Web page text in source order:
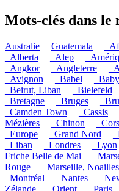
Mots-clés dans le
Australie Guatemala
_Alberta
_Alep
_Angkor
_Angleterre
_Avignon
_Babel
_Beirut, Liban
_Bielefeld
_Bretagne
_Bruges
_Camden Town
_Cassis
Mézières
_Chinon
_Europe
_Grand Nord
_Liban
_Londres _Lyon
Friche Belle de Mai
Rouge
_Marseille, Noailles
_Montréal
_Nantes
Zélande
_Orient _Paris